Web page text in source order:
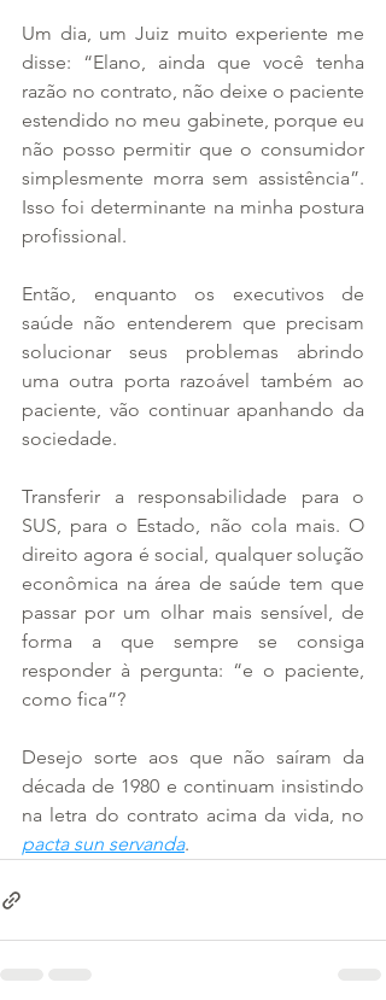
Um dia, um Juiz muito experiente me
disse: “Elano, ainda que você tenha
razão no contrato, não deixe o paciente
estendido no meu gabinete, porque eu
não posso permitir que o consumidor
simplesmente morra sem assistência”.
Isso foi determinante na minha postura
profissional.
Então, enquanto os executivos de
saúde não entenderem que precisam
solucionar seus problemas abrindo
uma outra porta razoável também ao
paciente, vão continuar apanhando da
sociedade.
Transferir a responsabilidade para o
SUS, para o Estado, não cola mais. O
direito agora é social, qualquer solução
econômica na área de saúde tem que
passar por um olhar mais sensível, de
forma a que sempre se consiga
responder à pergunta: “e o paciente,
como fica”?
Desejo sorte aos que não saíram da
década de 1980 e continuam insistindo
pacta sun servanda.